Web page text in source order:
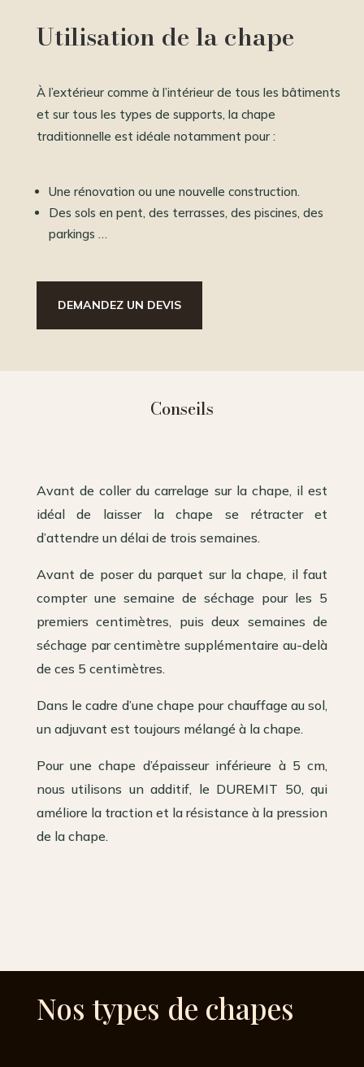
Utilisation de la chape
À l’extérieur comme à l’intérieur de tous les bâtiments
et sur tous les types de supports, la chape
traditionnelle est idéale notamment pour :
Une rénovation ou une nouvelle construction.
Des sols en pent, des terrasses, des piscines, des
parkings …
DEMANDEZ UN DEVIS
Conseils
Avant de coller du carrelage sur la chape, il est
idéal de laisser la chape se rétracter et
d’attendre un délai de trois semaines.
Avant de poser du parquet sur la chape, il faut
compter une semaine de séchage pour les 5
premiers centimètres, puis deux semaines de
séchage par centimètre supplémentaire au-delà
de ces 5 centimètres.
Dans le cadre d’une chape pour chauffage au sol,
un adjuvant est toujours mélangé à la chape.
Pour une chape d’épaisseur inférieure à 5 cm,
nous utilisons un additif, le DUREMIT 50, qui
améliore la traction et la résistance à la pression
de la chape.
Nos types de chapes